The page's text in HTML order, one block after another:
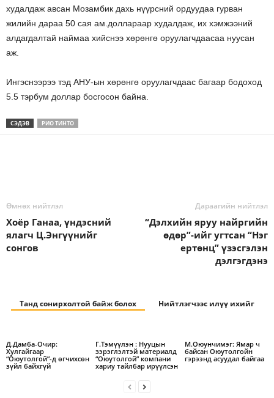
худалдаж авсан Мозамбик дахь нүүрсний ордуудаа гурван
жилийн дараа 50 сая ам.доллараар худалдаж, их хэмжээний
алдагдалтай наймаа хийснээ хөрөнгө оруулагчдаасаа нуусан
аж.
Ингэснээрээ тэд АНУ-ын хөрөнгө оруулагчдаас багаар бодоход
5.5 тэрбум доллар босгосон байна.
СЭДЭВ РИО ТИНТО
Өмнөх нийтлэл
Хоёр Ганаа, үндэсний
ялагч Ц.Энгүүнийг
сонгов
Дараагийн нийтлэл
“Дэлхийн яруу найргийн
өдөр”-ийг угтсан “Нэг
ертөнц” үзэсгэлэн
дэлгэгдэнэ
Танд сонирхолтой байж болох Нийтлэгчээс илүү ихийг
Д.Дамба-Очир:
Хулгайгаар
“Оюутолгой”-д өгчихсөн
зүйл байхгүй
Г.Тэмүүлэн : Нууцын
зэрэглэлтэй материалд
“Оюутолгой” компани
хариу тайлбар ирүүлсэн
М.Оюунчимэг: Ямар ч
байсан Оюутолгойн
гэрээнд асуудал байгаа